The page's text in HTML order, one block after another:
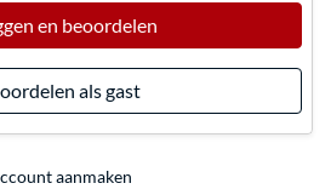
en beoordelen
als gast
aanmaken